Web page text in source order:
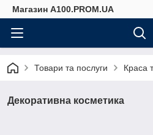
Магазин A100.PROM.UA
Товари та послуги Краса
Декоративна косметика